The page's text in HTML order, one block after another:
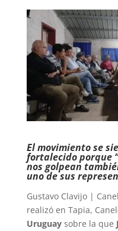
El movimiento se
fortalecido porque
nos golpean
uno de sus
Gustavo Clavijo |
realizó en Tapia,
Uruguaysobre la que